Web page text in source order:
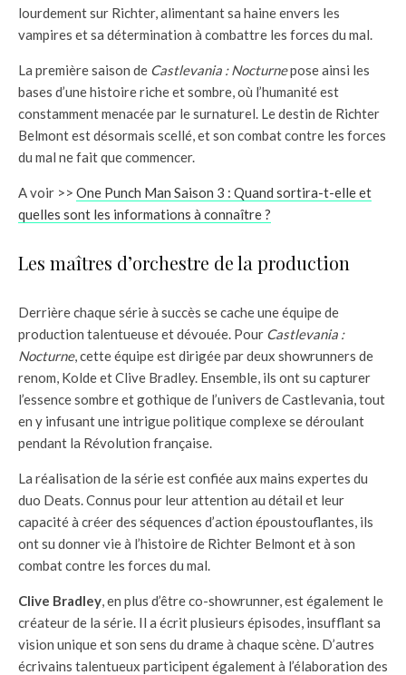
lourdement sur Richter, alimentant sa haine envers les
vampires et sa détermination à combattre les forces du mal.
La première saison de Castlevania : Nocturnepose ainsi les
bases d’une histoire riche et sombre, où l’humanité est
constamment menacée par le surnaturel. Le destin de Richter
Belmont est désormais scellé, et son combat contre les forces
du mal ne fait que commencer.
A voir >> One Punch Man Saison 3 : Quand sortira-t-elle et
quelles sont les informations à connaître ?
Les maîtres d’orchestre de la production
Derrière chaque série à succès se cache une équipe de
production talentueuse et dévouée. Pour Castlevania :
Nocturne, cette équipe est dirigée par deux showrunners de
renom, Kolde et Clive Bradley. Ensemble, ils ont su capturer
l’essence sombre et gothique de l’univers de Castlevania, tout
en y infusant une intrigue politique complexe se déroulant
pendant la Révolution française.
La réalisation de la série est confiée aux mains expertes du
duo Deats. Connus pour leur attention au détail et leur
capacité à créer des séquences d’action époustouflantes, ils
ont su donner vie à l’histoire de Richter Belmont et à son
combat contre les forces du mal.
Clive Bradley, en plus d’être co-showrunner, est également le
créateur de la série. Il a écrit plusieurs épisodes, insufflant sa
vision unique et son sens du drame à chaque scène. D’autres
écrivains talentueux participent également à l’élaboration des